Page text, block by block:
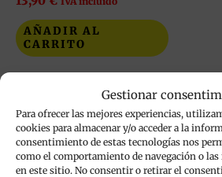
Gestionar
Para ofrecer las mejores experiencias,
cookies para almacenar y/o acceder a la
consentimiento de estas tecnologías nos
como el comportamiento de navegación o
en este sitio. No consentir o retirar el
AÑADIR AL
CARRITO